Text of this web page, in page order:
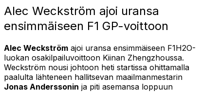
Alec Weckström ajoi uransa
ensimmäiseen F1 GP-voittoon
Alec Weckström ajoi uransa ensimmäiseen F1H2O-
luokan osakilpailuvoittoon Kiinan Zhengzhoussa.
Weckström nousi johtoon heti startissa ohittamalla
paalulta lähteneen hallitsevan maailmanmestarin
Jonas Anderssonin ja piti asemansa loppuun